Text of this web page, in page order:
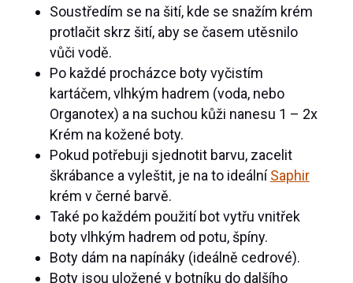
Soustředím se na šití, kde se snažím krém
protlačit skrz šití, aby se časem utěsnilo
vůči vodě.
Po každé procházce boty vyčistím
kartáčem, vlhkým hadrem (voda, nebo
Organotex) a na suchou kůži nanesu 1 – 2x
Krém na kožené boty.
Pokud potřebuji sjednotit barvu, zacelit
škrábance a vyleštit, je na to ideálníSaphir
krém v černé barvě.
Také po každém použití bot vytřu vnitřek
boty vlhkým hadrem od potu, špíny.
Boty dám na napínáky (ideálně cedrové).
Boty jsou uložené v botníku do dalšího